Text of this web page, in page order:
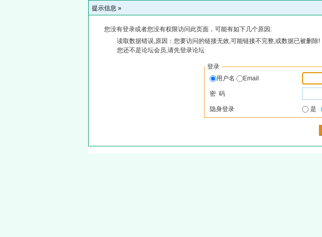
提示信息 »
您没有登录或者您没有权限访问此页面，可能有如下几个原因:
读取数据错误,原因：您要访问的链接无效,可能链接不完整,或数据已被删除!
您还不是论坛会员,请先登录论坛
登录
用户名
Email
密 码
隐身登录 是